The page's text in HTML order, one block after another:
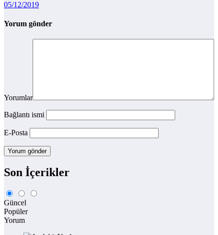
05/12/2019
Yorum gönder
Yorumlar
Bağlantı ismi
E-Posta
Son İçerikler
Güncel
Popüler
Yorum